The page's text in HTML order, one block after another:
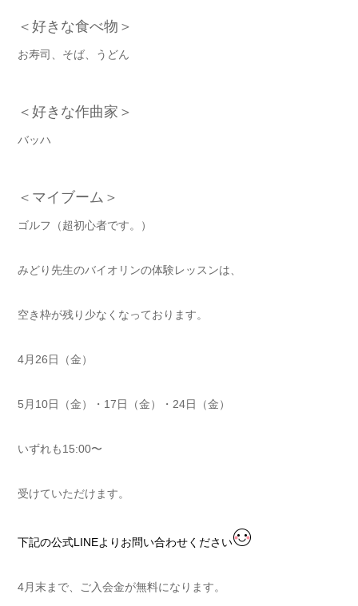
＜好きな食べ物＞
お寿司、そば、うどん
＜好きな作曲家＞
バッハ
＜マイブーム＞
ゴルフ（超初心者です。）
みどり先生のバイオリンの体験レッスンは、
空き枠が残り少なくなっております。
4月26日（金）
5月10日（金）・17日（金）・24日（金）
いずれも15:00〜
受けていただけます。
下記の公式LINEよりお問い合わせください
4月末まで、ご入会金が無料になります。